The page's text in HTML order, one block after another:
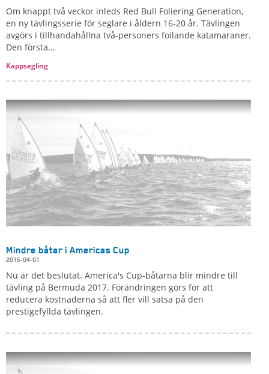
Om knappt två veckor inleds Red Bull Foliering Generation,
en ny tävlingsserie för seglare i åldern 16-20 år. Tävlingen
avgörs i tillhandahållna två-personers foilande katamaraner.
Den första...
Kappsegling
Mindre båtar i Americas Cup
2015-04-01
Nu är det beslutat. America's Cup-båtarna blir mindre till
tävling på Bermuda 2017. Förändringen görs för att
reducera kostnaderna så att fler vill satsa på den
prestigefyllda tävlingen.